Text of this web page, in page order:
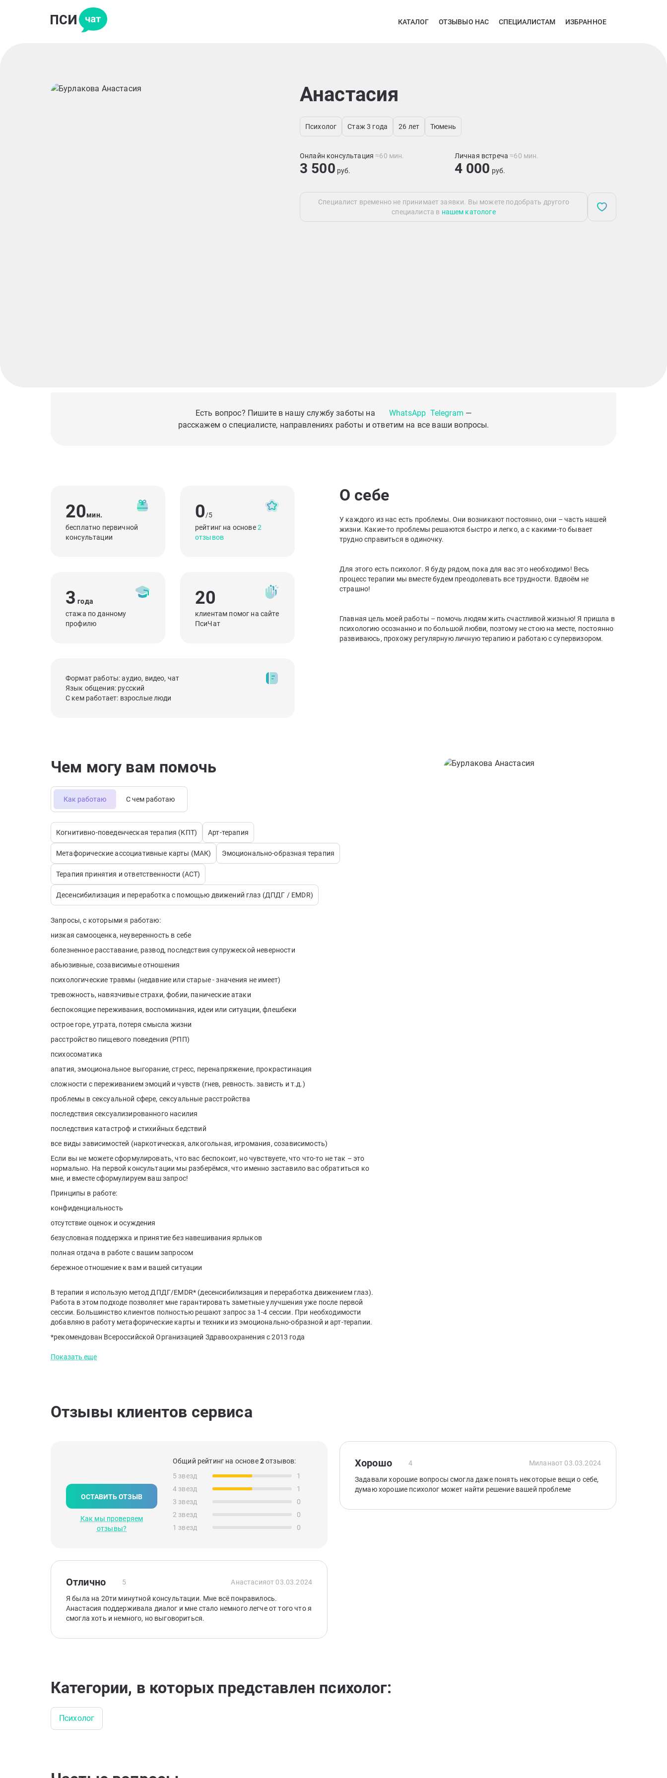
КАТАЛОГ ОТЗЫВЫО НАС СПЕЦИАЛИСТАМ ИЗБРАННОЕ
Анастасия
Психолог Стаж 3 года 26 лет Тюмень
Онлайн консультация≈60 мин.
3 500 руб.
Личная встреча≈60 мин.
4 000 руб.
Специалист временно не принимает заявки. Вы можете подобрать другого
специалиста в нашем катологе
Есть вопрос? Пишите в нашу службу заботы на WhatsApp Telegram —
расскажем о специалисте, направлениях работы и ответим на все ваши вопросы.
20мин.
бесплатно первичной
консультации
0/5
рейтинг на основе2
отзывов
3 года
стажа по данному
профилю
20
клиентам помог на сайте
ПсиЧат
Формат работы: аудио, видео, чат
Язык общения: русский
С кем работает: взрослые люди
О себе
У каждого из нас есть проблемы. Они возникают постоянно, они – часть нашей
жизни. Какие-то проблемы решаются быстро и легко, а с какими-то бывает
трудно справиться в одиночку.
‌Для этого есть психолог. Я буду рядом, пока для вас это необходимо! Весь
процесс терапии мы вместе будем преодолевать все трудности. Вдвоём не
страшно!
‌Главная цель моей работы – помочь людям жить счастливой жизнью! Я пришла в
психологию осознанно и по большой любви, поэтому не стою на месте, постоянно
развиваюсь, прохожу регулярную личную терапию и работаю с супервизором.
Чем могу вам помочь
Как работаю С чем работаю
Когнитивно-поведенческая терапия (КПТ) Арт-терапия
Метафорические ассоциативные карты (МАК) Эмоционально-образная терапия
Терапия принятия и ответственности (АСТ)
Десенсибилизация и переработка с помощью движений глаз (ДПДГ / EMDR)
Запросы, с которыми я работаю:
низкая самооценка, неуверенность в себе
болезненное расставание, развод, последствия супружеской неверности
абьюзивные, созависимые отношения
психологические травмы (недавние или старые - значения не имеет)
тревожность, навязчивые страхи, фобии, панические атаки
беспокоящие переживания, воспоминания, идеи или ситуации, флешбеки
острое горе, утрата, потеря смысла жизни
расстройство пищевого поведения (РПП)
психосоматика
апатия, эмоциональное выгорание, стресс, перенапряжение, прокрастинация
сложности с переживанием эмоций и чувств (гнев, ревность. зависть и т.д.)
проблемы в сексуальной сфере, сексуальные расстройства
последствия сексуализированного насилия
последствия катастроф и стихийных бедствий
все виды зависимостей (наркотическая, алкогольная, игромания, созависимость)
Если вы не можете сформулировать, что вас беспокоит, но чувствуете, что что-то не так – это
нормально. На первой консультации мы разберёмся, что именно заставило вас обратиться ко
мне, и вместе сформулируем ваш запрос!
Принципы в работе:
конфиденциальность
отсутствие оценок и осуждения
безусловная поддержка и принятие без навешивания ярлыков
полная отдача в работе с вашим запросом
бережное отношение к вам и вашей ситуации
В терапии я использую метод ДПДГ/EMDR* (десенсибилизация и переработка движением глаз).
Работа в этом подходе позволяет мне гарантировать заметные улучшения уже после первой
сессии. Большинство клиентов полностью решают запрос за 1-4 сессии. При необходимости
добавляю в работу метафорические карты и техники из эмоционально-образной и арт-терапии.
*рекомендован Всероссийской Организацией Здравоохранения с 2013 года
Показать еще
Отзывы клиентов сервиса
ОСТАВИТЬ ОТЗЫВ
Как мы проверяем
отзывы?
Общий рейтинг на основе2отзывов:
5 звезд
1
4 звезд
1
3 звезд
0
2 звезд
0
1 звезд
0
Отлично 5 Анастасияот 03.03.2024
Я была на 20ти минутной консультации. Мне всё понравилось.
Анастасия поддерживала диалог и мне стало немного легче от того что я
смогла хоть и немного, но выговориться.
Хорошо 4 Миланаот 03.03.2024
Задавали хорошие вопросы смогла даже понять некоторые вещи о себе,
думаю хорошие психолог может найти решение вашей проблеме
Категории, в которых представлен психолог:
Психолог